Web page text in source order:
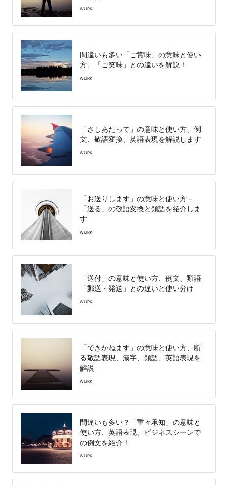
WURK
間違いも多い「ご賞味」の意味と使い
方、「ご笑味」との違いを解説！
WURK
「さしあたって」の意味と使い方、例
文、敬語変換、英語表現を解説します
WURK
「お送りします」の意味と使い方 -
「送る」の敬語変換と類語を紹介しま
す
WURK
「送付」の意味と使い方、例文、類語
「郵送・発送」との違いと使い分け
WURK
「できかねます」の意味と使い方、断
る敬語表現、漢字、類語、英語表現を
解説
WURK
間違いも多い？「重々承知」の意味と
使い方、英語表現、ビジネスシーンで
の例文を紹介！
WURK